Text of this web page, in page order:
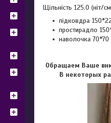
Щільність 125.0 (ніт/
підковдра
простирадло
наволочка
Обращаем Ваше
В некоторых